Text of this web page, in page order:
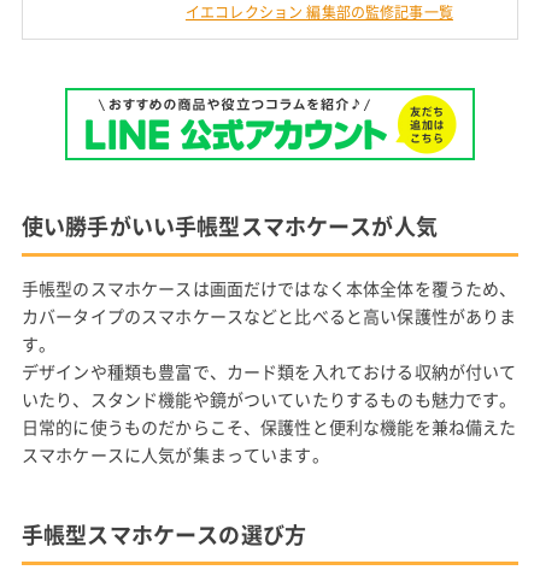
イエコレクション 編集部の監修記事一覧
使い勝手がいい手帳型スマホケースが人気
手帳型のスマホケースは画面だけではなく本体全体を覆うため、
カバータイプのスマホケースなどと比べると高い保護性がありま
す。
デザインや種類も豊富で、カード類を入れておける収納が付いて
いたり、スタンド機能や鏡がついていたりするものも魅力です。
日常的に使うものだからこそ、保護性と便利な機能を兼ね備えた
スマホケースに人気が集まっています。
手帳型スマホケースの選び方